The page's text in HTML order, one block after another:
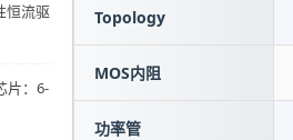
恒流驱
片：6-
Topology
MOS内阻
功率管